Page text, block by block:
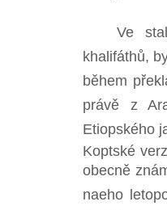
Ve
khalifáthů,
během
právě z
Etiopského
Koptské
obecně
naeho